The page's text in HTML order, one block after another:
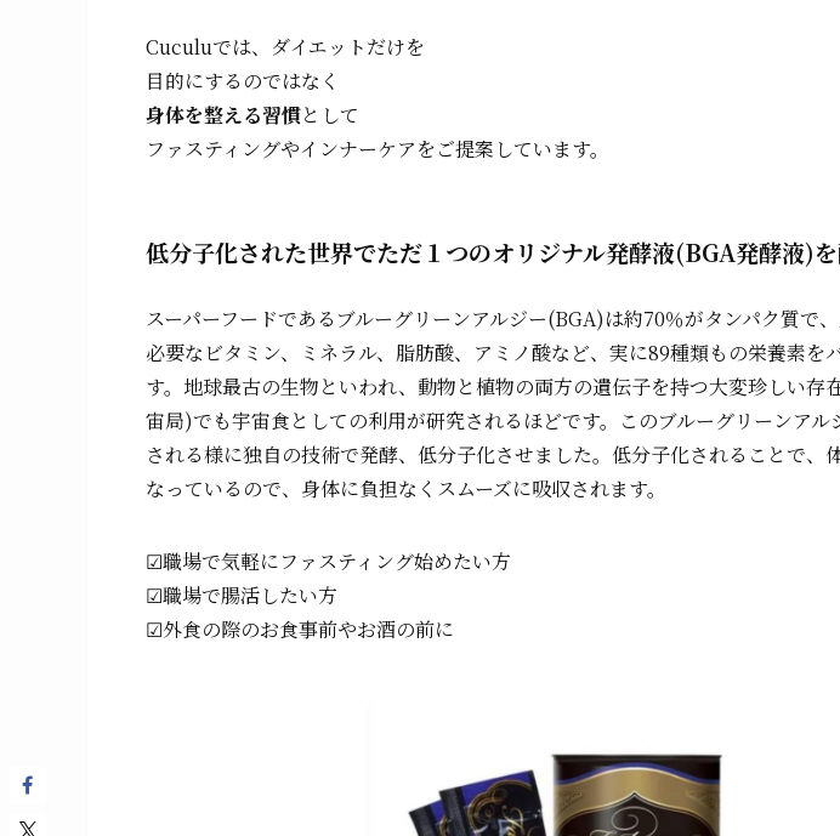
Cuculuでは、ダイエットだけを
目的にするのではなく
身体を整える習慣として
ファスティングやインナーケアをご提案しています。
低分子化された世界でただ１つのオリジナル発酵液(BGA発酵液)
スーパーフードであるブルーグリーンアルジー(BGA)は約70％がタンパク質で
必要なビタミン、ミネラル、脂肪酸、アミノ酸など、実に89種類もの栄養素を
す。地球最古の生物といわれ、動物と植物の両方の遺伝子を持つ大変珍しい存
宙局)でも宇宙食としての利用が研究されるほどです。このブルーグリーンアル
される様に独自の技術で発酵、低分子化させました。低分子化されることで、
なっているので、身体に負担なくスムーズに吸収されます。
☑︎職場で気軽にファスティング始めたい方
☑︎職場で腸活したい方
☑︎外食の際のお食事前やお酒の前に